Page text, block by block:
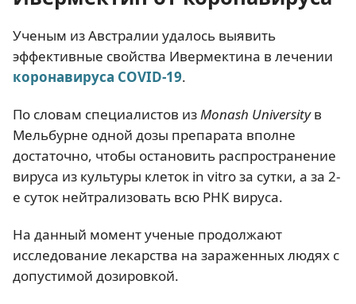
Ученым из Австралии удалось выявить
эффективные свойства Ивермектина в лечении
коронавируса COVID-19.
По словам специалистов изMonash Universityв
Мельбурне одной дозы препарата вполне
достаточно, чтобы остановить распространение
вируса из культуры клеток in vitro за сутки, а за 2-
е суток нейтрализовать всю РНК вируса.
На данный момент ученые продолжают
исследование лекарства на зараженных людях с
допустимой дозировкой.